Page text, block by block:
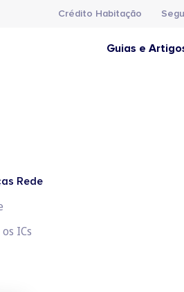
Crédito Habitação
Guias e
Rede
ICs